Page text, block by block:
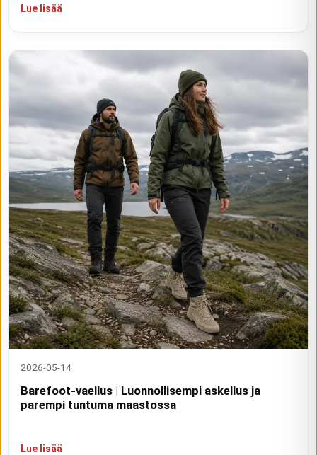
Lue lisää
2026-05-14
Barefoot-vaellus | Luonnollisempi askellus ja
parempi tuntuma maastossa
Lue lisää